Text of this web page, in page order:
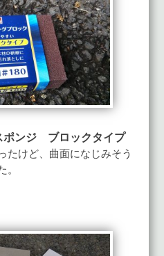
ンジ ブロックタイプ
たけど、曲面になじみそう
。